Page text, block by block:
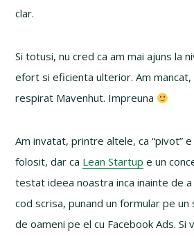
clar.
Si totusi, nu cred ca am mai ajuns la
efort si eficienta ulterior. Am mancat,
respirat Mavenhut. Impreuna
Am invatat, printre altele, ca “pivot”
folosit, dar ca Lean Startup e un
testat ideea noastra inca inainte de
cod scrisa, punand un formular pe
de oameni pe el cu Facebook Ads. Si